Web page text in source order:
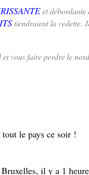
et débordante
tiendraient la vedette.
vous faire perdre le
le pays ce soir !
il y a 1